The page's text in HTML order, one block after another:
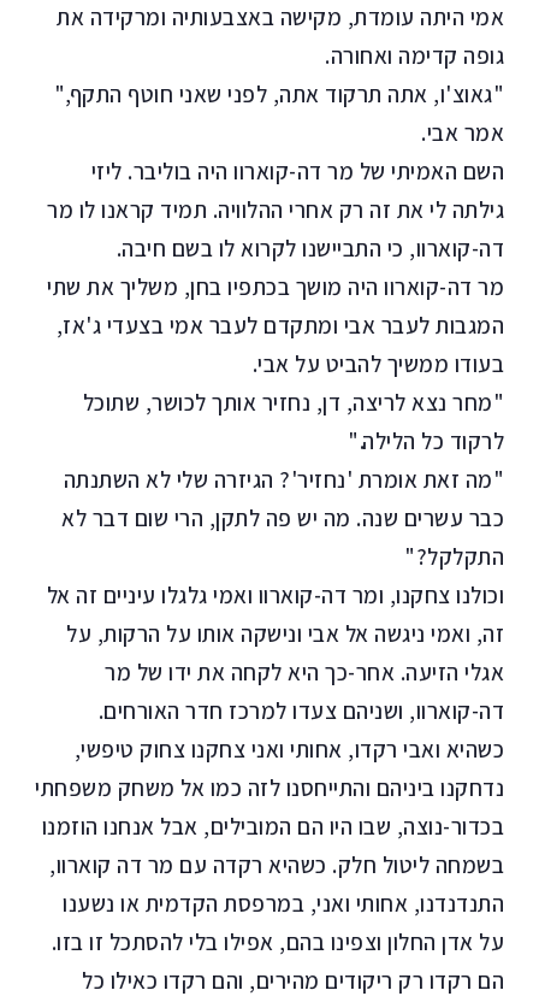
אמי היתה עומדת, מקישה באצבעותיה ומרקידה את
גופה קדימה ואחורה.
"גאוצ'ו, אתה תרקוד אתה, לפני שאני חוטף התקף,"
אמר אבי.
השם האמיתי של מר דה-קוארוו היה בוליבר. ליזי
גילתה לי את זה רק אחרי ההלוויה. תמיד קראנו לו מר
דה-קוארוו, כי התביישנו לקרוא לו בשם חיבה.
מר דה-קוארוו היה מושך בכתפיו בחן, משליך את שתי
המגבות לעבר אבי ומתקדם לעבר אמי בצעדי ג'אז,
בעודו ממשיך להביט על אבי.
"מחר נצא לריצה, דן, נחזיר אותך לכושר, שתוכל
לרקוד כל הלילה."
"מה זאת אומרת 'נחזיר'? הגיזרה שלי לא השתנתה
כבר עשרים שנה. מה יש פה לתקן, הרי שום דבר לא
התקלקל?"
וכולנו צחקנו, ומר דה-קוארוו ואמי גלגלו עיניים זה אל
זה, ואמי ניגשה אל אבי ונישקה אותו על הרקות, על
אגלי הזיעה. אחר-כך היא לקחה את ידו של מר
דה-קוארוו, ושניהם צעדו למרכז חדר האורחים.
כשהיא ואבי רקדו, אחותי ואני צחקנו צחוק טיפשי,
נדחקנו ביניהם והתייחסנו לזה כמו אל משחק משפחתי
בכדור-נוצה, שבו היו הם המובילים, אבל אנחנו הוזמנו
בשמחה ליטול חלק. כשהיא רקדה עם מר דה קוארוו,
התנדנדנו, אחותי ואני, במרפסת הקדמית או נשענו
על אדן החלון וצפינו בהם, אפילו בלי להסתכל זו בזו.
הם רקדו רק ריקודים מהירים, והם רקדו כאילו כל